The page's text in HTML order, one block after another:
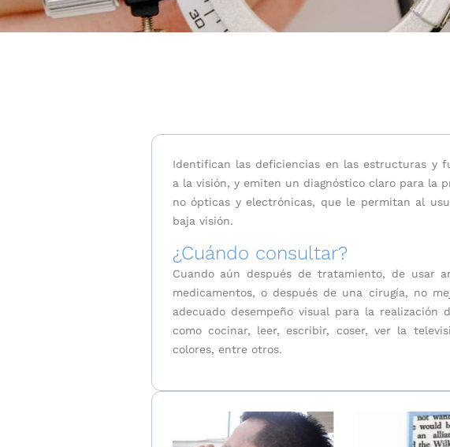
Identifican las deficiencias en las estructuras y
a la visión, y emiten un diagnóstico claro para la
no ópticas y electrónicas, que le permitan al
baja visión.
¿Cuándo consultar?
Cuando aún después de tratamiento, de usar
medicamentos, o después de una cirugía, no
adecuado desempeño visual para la
como cocinar, leer, escribir, coser, ver la
colores, entre otros.